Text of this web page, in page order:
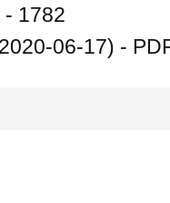
1782
06-17) -